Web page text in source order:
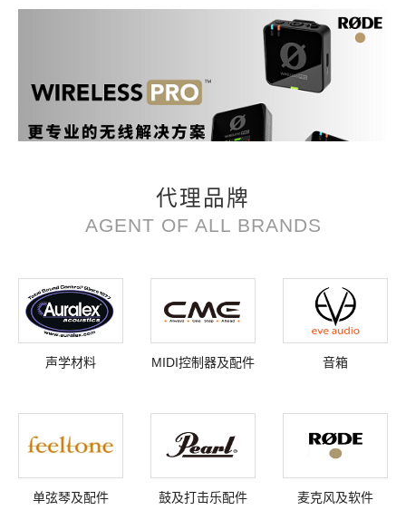
代理品牌
AGENT OF ALL BRANDS
声学材料 MIDI控制器及配件 音箱
单弦琴及配件 鼓及打击乐配件 麦克风及软件